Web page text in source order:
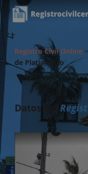
Registro Civil Online
de Platja d’Aro
Datos del